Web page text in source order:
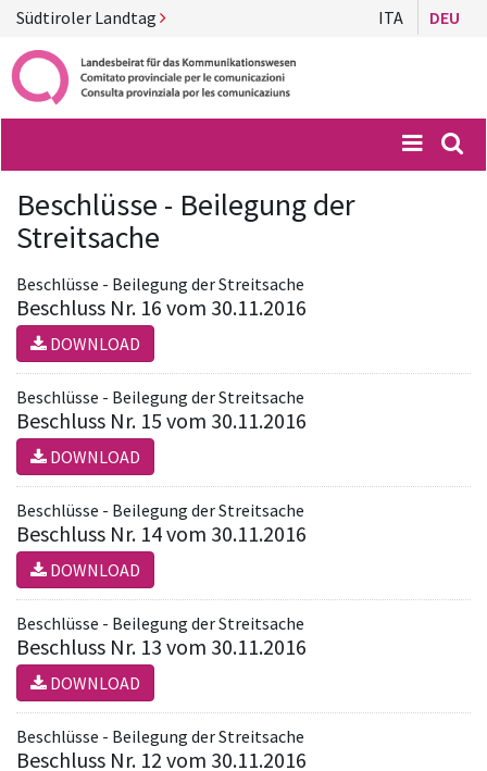
Südtiroler Landtag ITA DEU
Menü
Beschlüsse - Beilegung der
Streitsache
Beschlüsse - Beilegung der Streitsache
Beschluss Nr. 16 vom 30.11.2016
DOWNLOAD
Beschlüsse - Beilegung der Streitsache
Beschluss Nr. 15 vom 30.11.2016
DOWNLOAD
Beschlüsse - Beilegung der Streitsache
Beschluss Nr. 14 vom 30.11.2016
DOWNLOAD
Beschlüsse - Beilegung der Streitsache
Beschluss Nr. 13 vom 30.11.2016
DOWNLOAD
Beschlüsse - Beilegung der Streitsache
Beschluss Nr. 12 vom 30.11.2016